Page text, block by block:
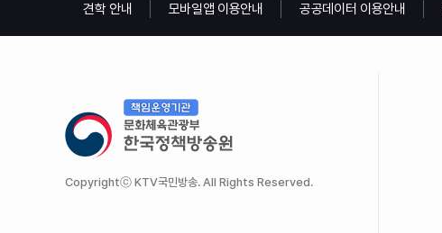
견학 안내 모바일앱 이용안내 공공데이터 이용안내
Copyrightⓒ KTV국민방송. All Rights Reserved.